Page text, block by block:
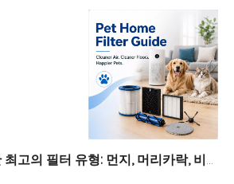
애완동물 집을 위한 최고의 필터 유형: 먼지, 머리카락, 비듬 및 냄새 제어